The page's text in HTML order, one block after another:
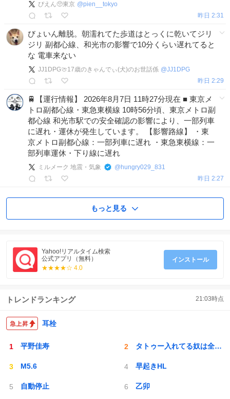
ぴえん🥺東京 @pien__tokyo
昨日 2:31
びょいん離脱。朝濡れてた歩道はとっくに乾いてジリ
ジリ 副都心線、和光市の影響で10分くらい遅れてると
な 電車来ない
JJ1DPG🍈17歳のきゃんでぃ(犬)のお世話係 @JJ1DPG
昨日 2:29
🚆【運行情報】 2026年8月7日 11時27分現在 ■ 東京メ
トロ副都心線・東急東横線 10時56分頃、東京メトロ副
都心線 和光市駅での安全確認の影響により、一部列車
に遅れ・運休が発生しています。 【影響路線】 ・東
京メトロ副都心線：一部列車に遅れ ・東急東横線：一
部列車運休・下り線に遅れ
ミルメーク 地震・気象 @ hungry029_831
昨日 2:27
もっと見る
Yahoo!リアルタイム検索
公式アプリ（無料）
★★★★☆ 4.0
インストール
トレンドランキング 21:03時点
耳栓
平野佳寿 タトゥー入れてる奴は全員バカです
M5.6 早起きHL
自動停止 乙卯